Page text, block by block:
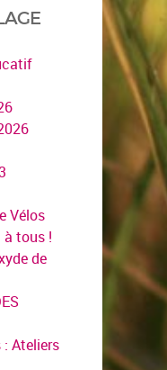
Vélos
à tous !
de
: Ateliers